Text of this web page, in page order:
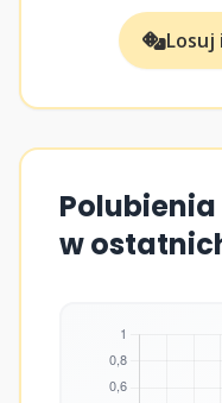
Losuj
w